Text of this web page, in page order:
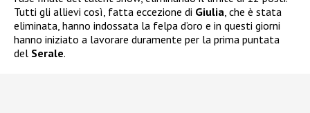
Tutti gli allievi così, fatta eccezione di Giulia , che è stata
eliminata, hanno indossata la felpa d’oro e in questi giorni
hanno iniziato a lavorare duramente per la prima puntata
del Serale.